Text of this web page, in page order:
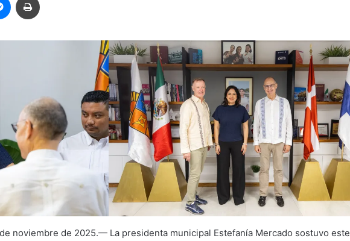
noviembre de 2025.— La presidenta municipal Estefanía Mercado sostuvo este